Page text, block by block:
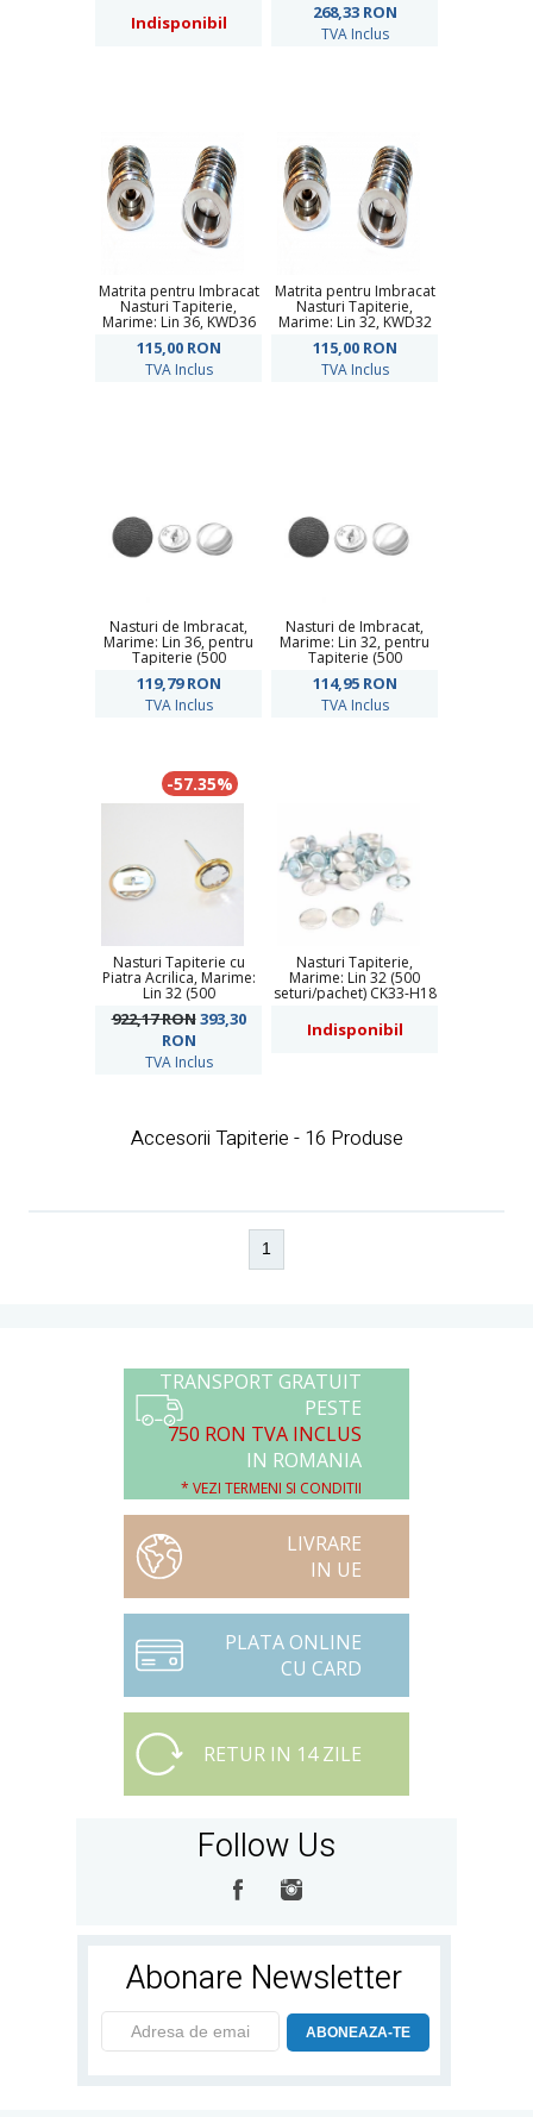
Indisponibil 268,33 RON
TVA Inclus
Matrita pentru Imbracat
Nasturi Tapiterie,
Marime: Lin 36, KWD36
115,00 RON
TVA Inclus
Matrita pentru Imbracat
Nasturi Tapiterie,
Marime: Lin 32, KWD32
115,00 RON
TVA Inclus
Nasturi de Imbracat,
Marime: Lin 36, pentru
Tapiterie (500
119,79RON
TVA Inclus
Nasturi de Imbracat,
Marime: Lin 32, pentru
Tapiterie (500
114,95 RON
TVA Inclus
-57.35%
Nasturi Tapiterie cu
Piatra Acrilica, Marime:
Lin 32 (500
922,17 RON393,30
RON
TVA Inclus
Nasturi Tapiterie,
Marime: Lin 32 (500
seturi/pachet) CK33-H18
Indisponibil
Accesorii Tapiterie - 16 Produse
1
TRANSPORT GRATUIT
PESTE
750 RON TVA INCLUS
IN ROMANIA
* VEZI TERMENI SI CONDITII
LIVRARE
IN UE
PLATA ONLINE
CU CARD
RETUR IN 14 ZILE
Follow Us
Abonare Newsletter
ABONEAZA-TE